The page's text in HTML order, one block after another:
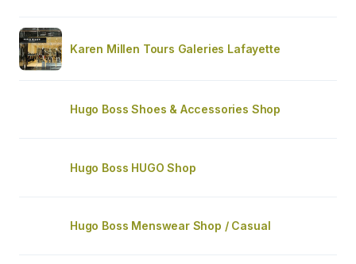
Karen Millen Tours Galeries Lafayette
Hugo Boss Shoes & Accessories Shop
Hugo Boss HUGO Shop
Hugo Boss Menswear Shop / Casual